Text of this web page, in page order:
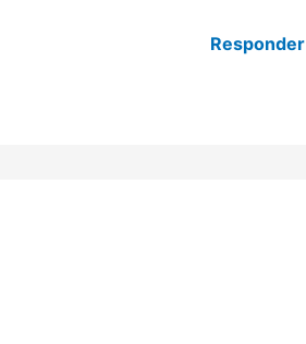
Responder